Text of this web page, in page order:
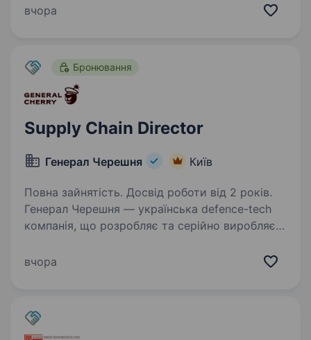
яка представляє кабельно-провідникову
бездоганна якість відома за межами України!…
вчора
Бронювання
Supply Chain Director
Генерал Черешня Київ
Повна зайнятість. Досвід роботи від 2 років.
Генерал Черешня — українська defence-tech
компанія, що розробляє та серійно виробляє
з FPV-дронами та дронами-перехоплювачами
вчора